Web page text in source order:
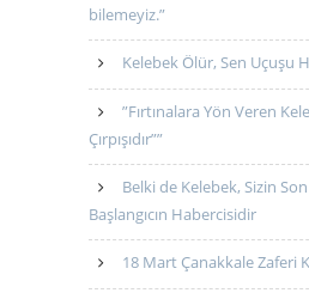
bilemeyiz.”
Kelebek Ölür, Sen Uçuşu
”Fırtınalara Yön Veren
Çırpışıdır””
Belki de Kelebek, Sizin Son
Başlangıcın Habercisidir
18 Mart Çanakkale Zaferi